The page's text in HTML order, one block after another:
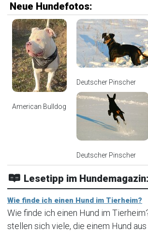
Neue Hundefotos:
American Bulldog
Deutscher Pinscher
Deutscher Pinscher
Lesetipp im Hundemagazin:
Wie finde ich einen Hund im Tierheim?
Wie finde ich einen Hund im
stellen sich viele, die einem Hund